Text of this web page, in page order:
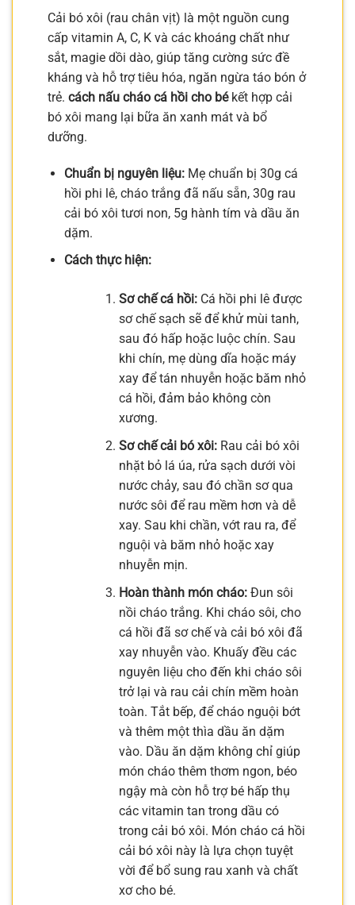
Cải bó xôi (rau chân vịt) là một nguồn cung
cấp vitamin A, C, K và các khoáng chất như
sắt, magie dồi dào, giúp tăng cường sức đề
kháng và hỗ trợ tiêu hóa, ngăn ngừa táo bón ở
trẻ. cách nấu cháo cá hồi cho békết hợp cải
bó xôi mang lại bữa ăn xanh mát và bổ
dưỡng.
Chuẩn bị nguyên liệu:Mẹ chuẩn bị 30g cá
hồi phi lê, cháo trắng đã nấu sẵn, 30g rau
cải bó xôi tươi non, 5g hành tím và dầu ăn
dặm.
Cách thực hiện:
Sơ chế cá hồi:Cá hồi phi lê được
sơ chế sạch sẽ để khử mùi tanh,
sau đó hấp hoặc luộc chín. Sau
khi chín, mẹ dùng dĩa hoặc máy
xay để tán nhuyễn hoặc băm nhỏ
cá hồi, đảm bảo không còn
xương.
Sơ chế cải bó xôi:Rau cải bó xôi
nhặt bỏ lá úa, rửa sạch dưới vòi
nước chảy, sau đó chần sơ qua
nước sôi để rau mềm hơn và dễ
xay. Sau khi chần, vớt rau ra, để
nguội và băm nhỏ hoặc xay
nhuyễn mịn.
Hoàn thành món cháo:Đun sôi
nồi cháo trắng. Khi cháo sôi, cho
cá hồi đã sơ chế và cải bó xôi đã
xay nhuyễn vào. Khuấy đều các
nguyên liệu cho đến khi cháo sôi
trở lại và rau cải chín mềm hoàn
toàn. Tắt bếp, để cháo nguội bớt
và thêm một thìa dầu ăn dặm
vào. Dầu ăn dặm không chỉ giúp
món cháo thêm thơm ngon, béo
ngậy mà còn hỗ trợ bé hấp thụ
các vitamin tan trong dầu có
trong cải bó xôi. Món cháo cá hồi
cải bó xôi này là lựa chọn tuyệt
vời để bổ sung rau xanh và chất
xơ cho bé.